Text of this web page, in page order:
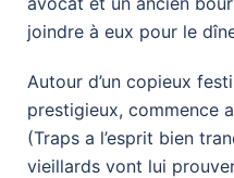
joindre à eux pour le
Autour d’un copieux
prestigieux, commence
(Traps a l’esprit bien
vieillards vont lui